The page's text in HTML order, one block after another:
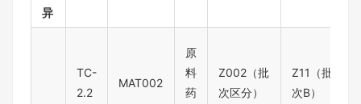
异
TC-
2.2
MAT002
原
料
药
Z002（批
次区分）
Z11（批
次B）